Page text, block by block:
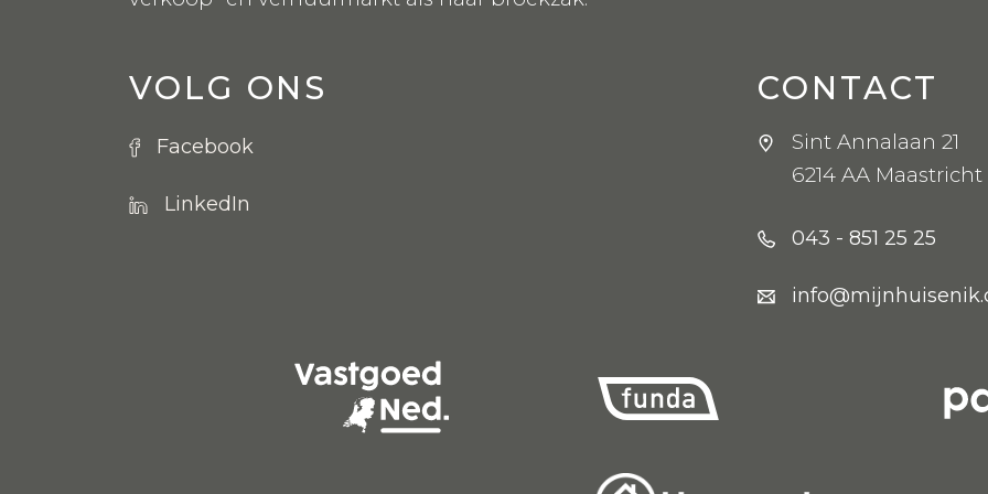
VOLG ONS
Facebook
LinkedIn
CONTACT
Sint Annalaan 21
6214 AA Maastricht
043 - 851 25 25